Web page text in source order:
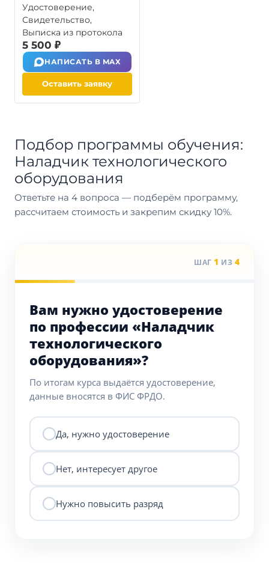
Удостоверение,
Свидетельство,
Выписка из протокола
5 500 ₽
НАПИСАТЬ В MAX
Оставить заявку
Подбор программы обучения:
Наладчик технологического
оборудования
Ответьте на 4 вопроса — подберём программу,
рассчитаем стоимость и закрепим скидку 10%.
ШАГ 1 ИЗ 4
Вам нужно удостоверение
по профессии «Наладчик
технологического
оборудования»?
По итогам курса выдаётся удостоверение,
данные вносятся в ФИС ФРДО.
Да, нужно удостоверение
Нет, интересует другое
Нужно повысить разряд